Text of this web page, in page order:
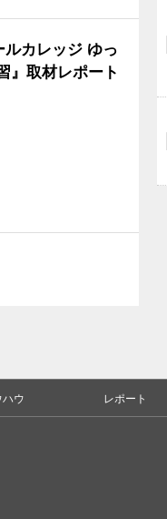
ルカレッジ ゆっ
』取材レポート
ハウ レポート